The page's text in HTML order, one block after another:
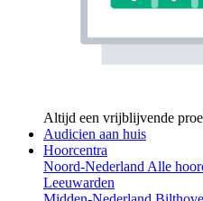
Altijd een vrijblijvende
Audicien aan huis
Hoorcentra
Noord-NederlandAlle
Leeuwarden